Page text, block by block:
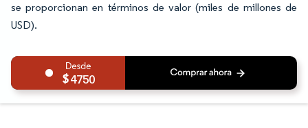
se proporcionan en términos de valor (miles de millones de
USD).
4750